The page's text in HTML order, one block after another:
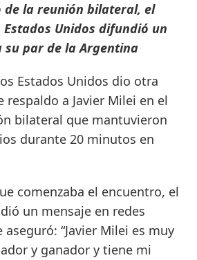
de la reunión bilateral, el
Unidos difundió un
par de la Argentina
Estados Unidos dio otra
a Javier Milei en el
bilateral que mantuvieron
durante 20 minutos en
comenzaba el encuentro, el
un mensaje en redes
“Javier Milei es muy
y ganador y tiene mi